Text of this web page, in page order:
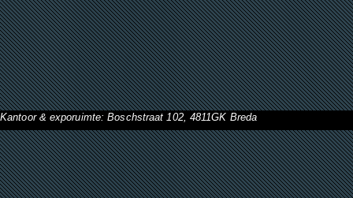
Kantoor & exporuimte: Boschstraat 102, 4811GK Breda